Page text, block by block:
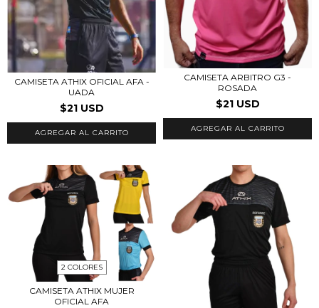
CAMISETA ATHIX OFICIAL AFA -
UADA
$21 USD
AGREGAR AL CARRITO
CAMISETA ARBITRO G3 -
ROSADA
$21 USD
AGREGAR AL CARRITO
2 COLORES
CAMISETA ATHIX MUJER
OFICIAL AFA